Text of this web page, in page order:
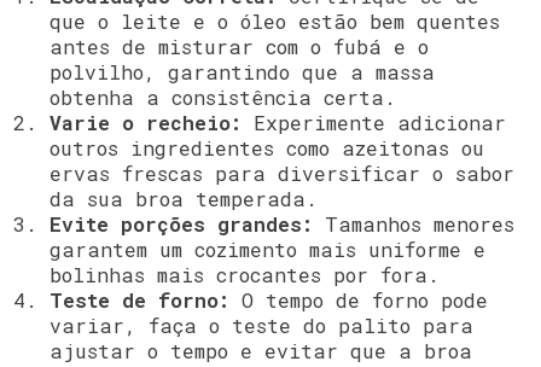
que o leite e o óleo estão bem quentes
antes de misturar com o fubá e o
polvilho, garantindo que a massa
obtenha a consistência certa.
Varie o recheio:
Experimente adicionar
outros ingredientes como azeitonas ou
ervas frescas para diversificar o sabor
da sua broa temperada.
Evite porções grandes:
Tamanhos menores
garantem um cozimento mais uniforme e
bolinhas mais crocantes por fora.
Teste de forno:
O tempo de forno pode
variar, faça o teste do palito para
ajustar o tempo e evitar que a broa